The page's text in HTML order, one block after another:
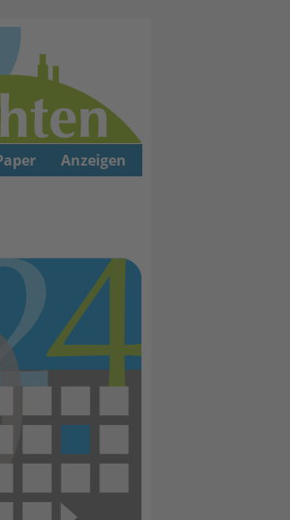
Anzeigen